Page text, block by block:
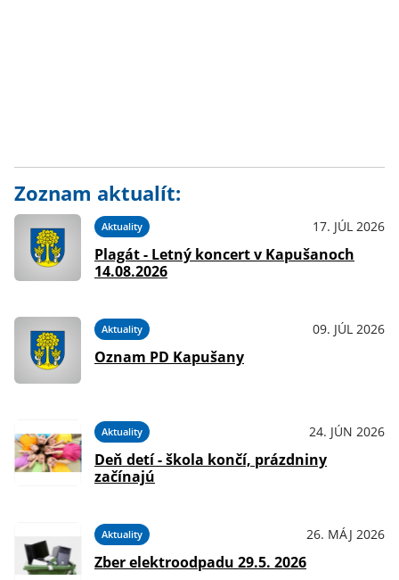
Zoznam aktualít:
Aktuality 17. JÚL 2026
Plagát - Letný koncert v Kapušanoch
14.08.2026
Aktuality 09. JÚL 2026
Oznam PD Kapušany
Aktuality 24. JÚN 2026
Deň detí - škola končí, prázdniny
začínajú
Aktuality 26. MÁJ 2026
Zber elektroodpadu 29.5. 2026